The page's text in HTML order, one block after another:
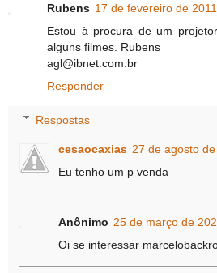
Rubens 17 de fevereiro de
Estou à procura de um
alguns filmes. Rubens
agl@ibnet.com.br
Responder
Respostas
cesaocaxias 27 de agosto
Eu tenho um p venda
Anônimo 25 de março de
Oi se interessar